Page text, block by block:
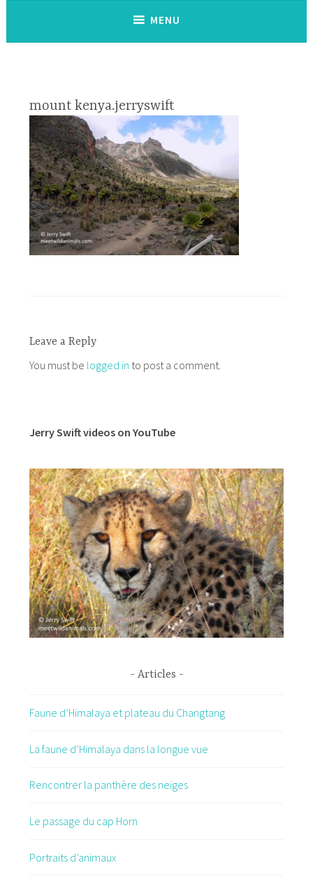
MENU
mount kenya.jerryswift
Leave a Reply
You must be logged in to post a comment.
Jerry Swift videos on YouTube
Articles
Faune d’Himalaya et plateau du Changtang
La faune d’Himalaya dans la longue vue
Rencontrer la panthère des neiges
Le passage du cap Horn
Portraits d’animaux